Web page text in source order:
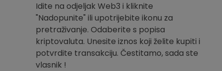
Idite na odjeljak Web3 i kliknite
"Nadopunite" ili upotrijebite ikonu za
pretraživanje. Odaberite s popisa
kriptovaluta. Unesite iznos koji želite kupiti i
potvrdite transakciju. Čestitamo, sada ste
vlasnik !